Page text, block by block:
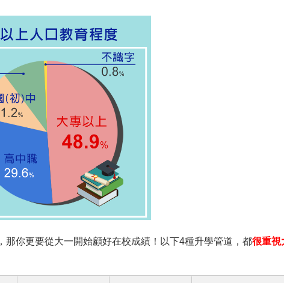
，那你更要從大一開始顧好在校成績！以下4種升學管道，都很重視